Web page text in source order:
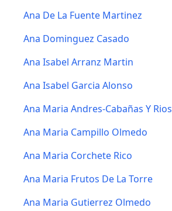
Ana De La Fuente Martinez
Ana Dominguez Casado
Ana Isabel Arranz Martin
Ana Isabel Garcia Alonso
Ana Maria Andres-Cabañas Y Rios
Ana Maria Campillo Olmedo
Ana Maria Corchete Rico
Ana Maria Frutos De La Torre
Ana Maria Gutierrez Olmedo